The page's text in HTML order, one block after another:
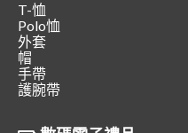
T-恤
Polo恤
外套
帽
手帶
護腕帶